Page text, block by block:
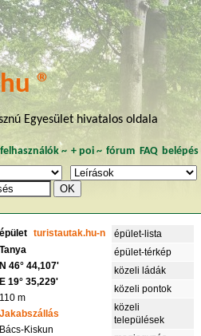
®
Egyesület hivatalos oldala
felhasználók~ + poi~ fórum FAQ belépés
épület
turistautak.hu-n
Tanya
N 46° 44,107'
E 19° 35,229'
110 m
Jakabszállás
Bács-Kiskun
épület-lista
épület-térkép
közeli ládák
közeli pontok
közeli
települések